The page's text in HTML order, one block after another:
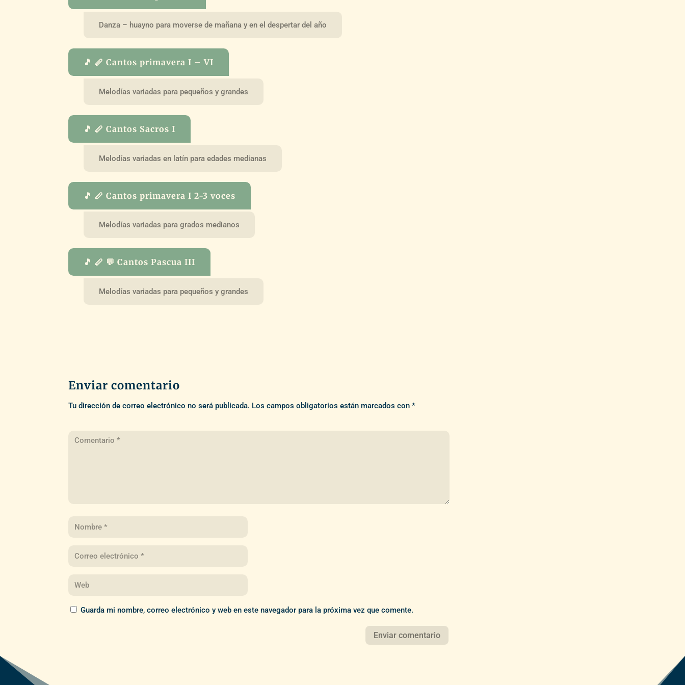
Danza – huayno para moverse de mañana y en el despertar del año
🎵 🪈 Cantos primavera I – VI
Melodías variadas para pequeños y grandes
🎵 🪈 Cantos Sacros I
Melodías variadas en latín para edades medianas
🎵 🪈 Cantos primavera I 2-3 voces
Melodías variadas para grados medianos
🎵 🪈 💬 Cantos Pascua III
Melodías variadas para pequeños y grandes
Enviar comentario
Tu dirección de correo electrónico no será publicada. Los campos obligatorios están marcados con*
Guarda mi nombre, correo electrónico y web en este navegador para la próxima vez que comente.